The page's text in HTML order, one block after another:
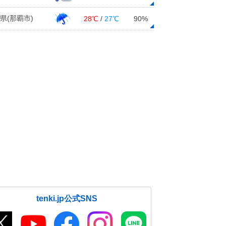
(那覇市) 28℃ / 27℃ 90%
tenki.jp公式SNS